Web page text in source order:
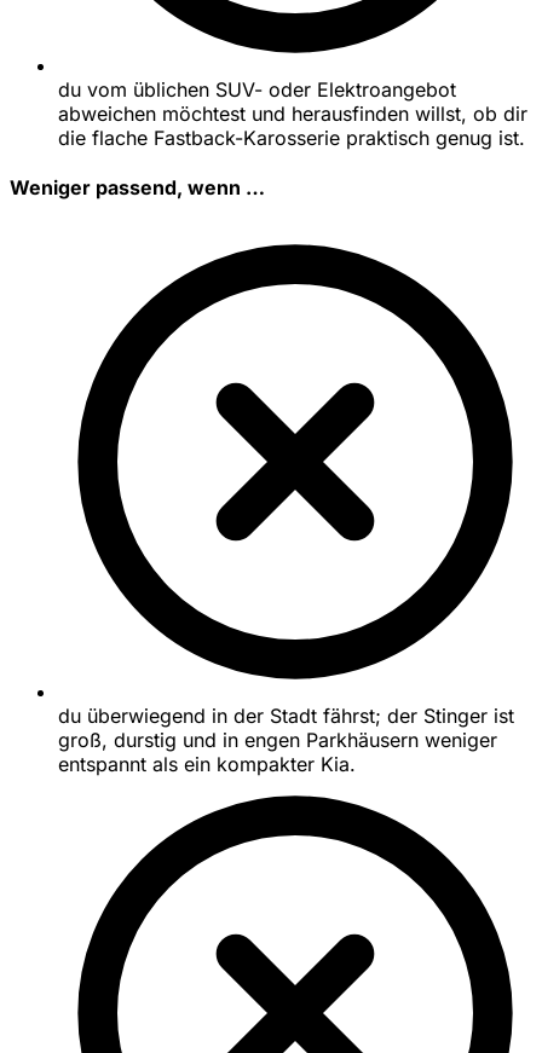
du vom üblichen SUV- oder Elektroangebot
abweichen möchtest und herausfinden willst, ob dir
die flache Fastback-Karosserie praktisch genug ist.
Weniger passend, wenn …
du überwiegend in der Stadt fährst; der Stinger ist
groß, durstig und in engen Parkhäusern weniger
entspannt als ein kompakter Kia.